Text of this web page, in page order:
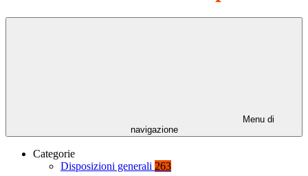
Menu di
navigazione
Categorie
Disposizioni generali 263